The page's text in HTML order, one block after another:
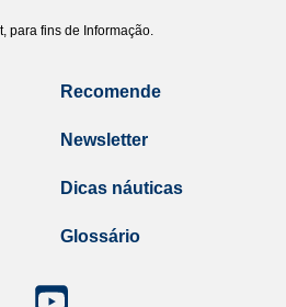
para fins de Informação.
Recomende
Newsletter
Dicas náuticas
Glossário